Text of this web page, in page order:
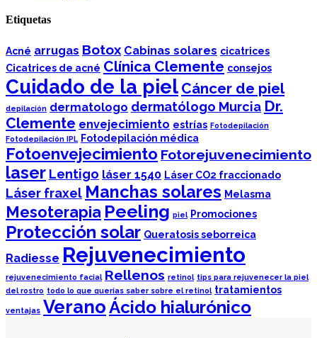
Etiquetas
Acné arrugas Botox Cabinas solares cicatrices
Cicatrices de acné Clínica Clemente consejos
Cuidado de la piel Cáncer de piel
depilación dermatologo dermatólogo Murcia Dr.
Clemente envejecimiento estrías Fotodepilación
Fotodepilación IPL Fotodepilación médica
Fotoenvejecimiento Fotorejuvenecimiento
laser Lentigo láser 1540 Láser CO2 fraccionado
Láser fraxel Manchas solares Melasma
Mesoterapia Peeling piel Promociones
Protección solar Queratosis seborreica
Radiesse Rejuvenecimiento
rejuvenecimiento facial Rellenos retinol tips para rejuvenecer la piel
del rostro todo lo que querías saber sobre el retinol tratamientos
ventajas VeranoÁcido hialurónico